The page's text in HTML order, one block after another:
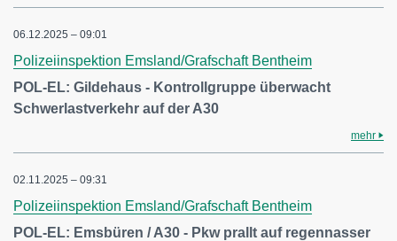
06.12.2025 – 09:01
Polizeiinspektion Emsland/Grafschaft Bentheim
POL-EL: Gildehaus - Kontrollgruppe überwacht
Schwerlastverkehr auf der A30
mehr
02.11.2025 – 09:31
Polizeiinspektion Emsland/Grafschaft Bentheim
POL-EL: Emsbüren / A30 - Pkw prallt auf regennasser